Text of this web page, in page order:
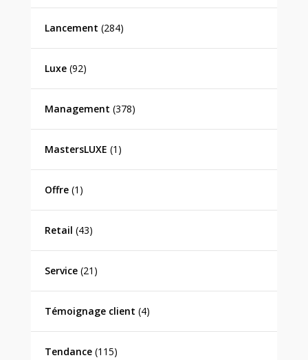
Lancement (284)
Luxe(92)
Management (378)
MastersLUXE (1)
Offre(1)
Retail (43)
Service(21)
Témoignage client (4)
Tendance(115)